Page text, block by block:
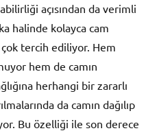
açısından da verimli
halinde kolayca cam
çok tercih ediliyor. Hem
hem de camın
herhangi bir zararlı
da camın dağılıp
Bu özelliği ile son derece